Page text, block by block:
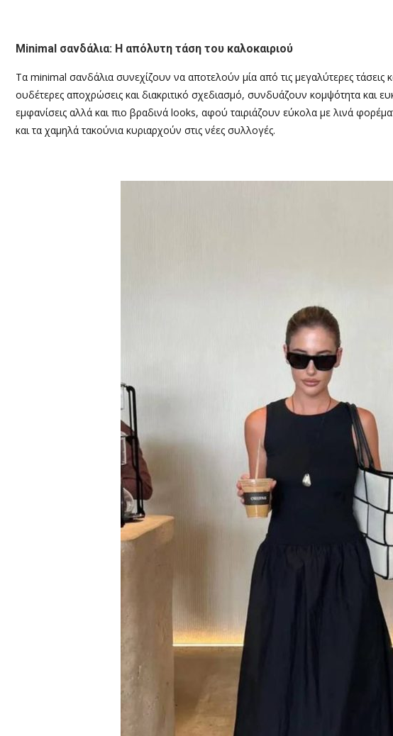
Minimal σανδάλια: Η απόλυτη τάση του καλοκαιριού
Τα minimal σανδάλια συνεχίζουν να αποτελούν μία από τις μεγαλύτερες τάσεις
ουδέτερες αποχρώσεις και διακριτικό σχεδιασμό, συνδυάζουν κομψότητα και
εμφανίσεις αλλά και πιο βραδινά looks, αφού ταιριάζουν εύκολα με λινά
και τα χαμηλά τακούνια κυριαρχούν στις νέες συλλογές.